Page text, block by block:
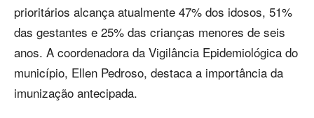
prioritários alcança atualmente 47% dos idosos, 51%
das gestantes e 25% das crianças menores de seis
anos. A coordenadora da Vigilância Epidemiológica do
município, Ellen Pedroso, destaca a importância da
imunização antecipada.